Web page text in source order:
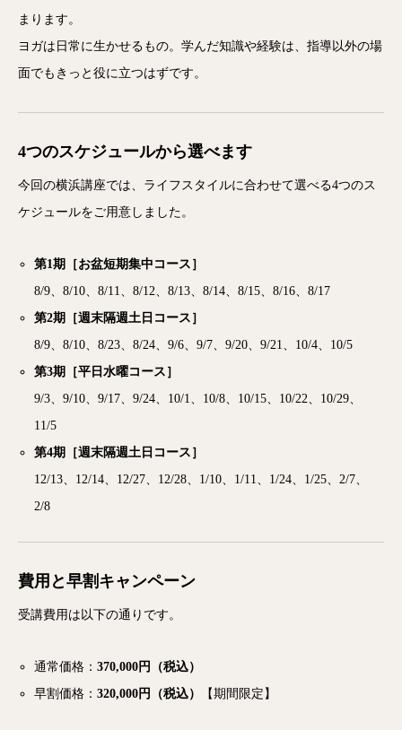
まります。
ヨガは日常に生かせるもの。学んだ知識や経験は、指導以外の場
面でもきっと役に立つはずです。
4つのスケジュールから選べます
今回の横浜講座では、ライフスタイルに合わせて選べる4つのス
ケジュールをご用意しました。
第1期［お盆短期集中コース］
8/9、8/10、8/11、8/12、8/13、8/14、8/15、8/16、8/17
第2期［週末隔週土日コース］
8/9、8/10、8/23、8/24、9/6、9/7、9/20、9/21、10/4、10/5
第3期［平日水曜コース］
9/3、9/10、9/17、9/24、10/1、10/8、10/15、10/22、10/29、
11/5
第4期［週末隔週土日コース］
12/13、12/14、12/27、12/28、1/10、1/11、1/24、1/25、2/7、
2/8
費用と早割キャンペーン
受講費用は以下の通りです。
通常価格：370,000円（税込）
早割価格：320,000円（税込） 【期間限定】